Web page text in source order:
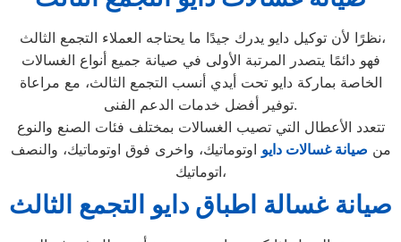
نظرًا لأن توكيل دايو يدرك جيدًا ما يحتاجه العملاء التجمع الثالث،
فهو دائمًا يتصدر المرتبة الأولى في صيانة جميع أنواع الغسالات
الخاصة بماركة دايو تحت أيدي أنسب التجمع الثالث، مع مراعاة
توفير أفضل خدمات الدعم الفنى.
تتعدد الأعطال التي تصيب الغسالات بمختلف فئات الصنع والنوع
من صيانة غسالات دايو اوتوماتيك، واخرى فوق اوتوماتيك، والنصف
اتوماتيك،
صيانة غسالة اطباق دايو التجمع الثالث